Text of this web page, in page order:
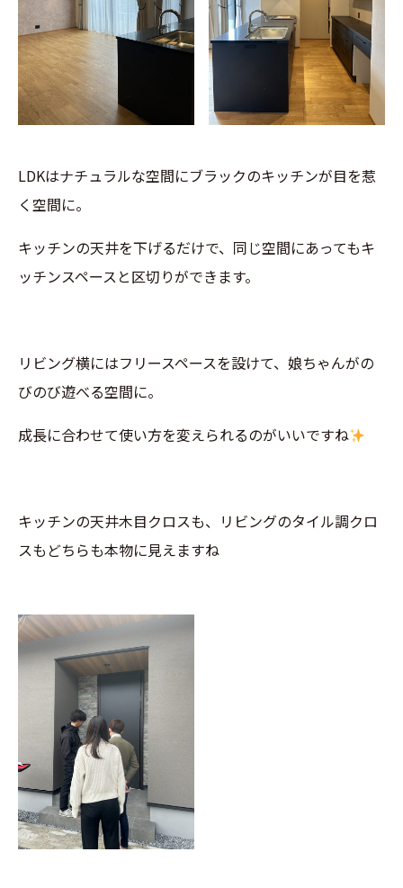
LDKはナチュラルな空間にブラックのキッチンが目を惹
く空間に。
キッチンの天井を下げるだけで、同じ空間にあってもキ
ッチンスペースと区切りができます。
リビング横にはフリースペースを設けて、娘ちゃんがの
びのび遊べる空間に。
成長に合わせて使い方を変えられるのがいいですね
キッチンの天井木目クロスも、リビングのタイル調クロ
スもどちらも本物に見えますね